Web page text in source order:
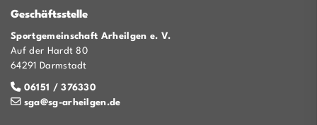
Geschäftsstelle
Sportgemeinschaft Arheilgen e. V.
Auf der Hardt 80
64291 Darmstadt
06151 / 376330
sga@sg-arheilgen.de